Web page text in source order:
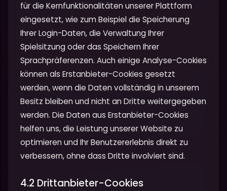
für die Kernfunktionalitäten unserer Plattform
eingesetzt, wie zum Beispiel die Speicherung
Ihrer Login-Daten, die Verwaltung Ihrer
Spielsitzung oder das Speichern Ihrer
Sprachpräferenzen. Auch einige Analyse-Cookies
können als Erstanbieter-Cookies gesetzt
werden, wenn die Daten vollständig in unserem
Besitz bleiben und nicht an Dritte weitergegeben
werden. Die Daten aus Erstanbieter-Cookies
helfen uns, die Leistung unserer Website zu
optimieren und Ihr Benutzererlebnis direkt zu
verbessern, ohne dass Dritte involviert sind.
4.2 Drittanbieter-Cookies